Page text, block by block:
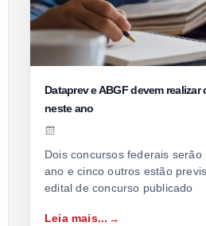
Dataprev e ABGF devem
neste ano
Dois concursos federais serão
ano e cinco outros estão
edital de concurso publicado
Leia mais...